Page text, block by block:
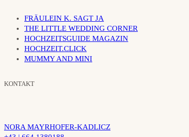
FRÄULEIN K. SAGT JA
THE LITTLE WEDDING CORNER
HOCHZEITSGUIDE MAGAZIN
HOCHZEIT.CLICK
MUMMY AND MINI
KONTAKT
NORA MAYRHOFER-KADLICZ